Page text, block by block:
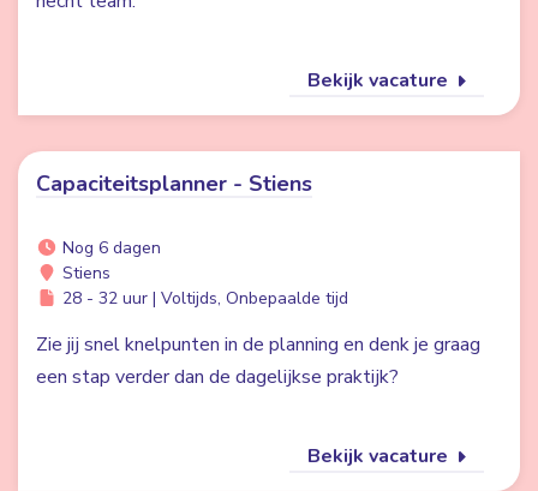
Bekijk vacature
Capaciteitsplanner - Stiens
Nog 6 dagen
Stiens
28 - 32 uur | Voltijds, Onbepaalde tijd
Zie jij snel knelpunten in de planning en denk je graag
een stap verder dan de dagelijkse praktijk?
Bekijk vacature